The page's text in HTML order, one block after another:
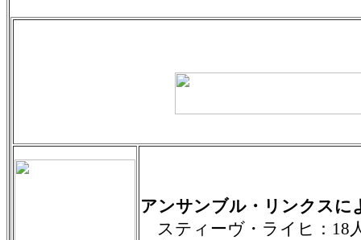
アンサンブル・リンクスに
スティーヴ・ライヒ：18